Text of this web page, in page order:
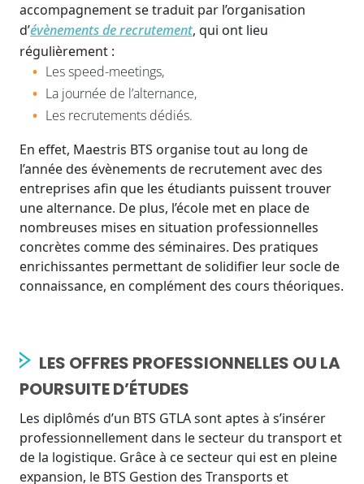
accompagnement se traduit par l’organisation
d’évènements de recrutement, qui ont lieu
régulièrement :
Les speed-meetings,
La journée de l’alternance,
Les recrutements dédiés.
En effet, Maestris BTS organise tout au long de
l’année des évènements de recrutement avec des
entreprises afin que les étudiants puissent trouver
une alternance. De plus, l’école met en place de
nombreuses mises en situation professionnelles
concrètes comme des séminaires. Des pratiques
enrichissantes permettant de solidifier leur socle de
connaissance, en complément des cours théoriques.
LES OFFRES PROFESSIONNELLES OU LA
POURSUITE D’ÉTUDES
Les diplômés d’un BTS GTLA sont aptes à s’insérer
professionnellement dans le secteur du transport et
de la logistique. Grâce à ce secteur qui est en pleine
expansion, le BTS Gestion des Transports et